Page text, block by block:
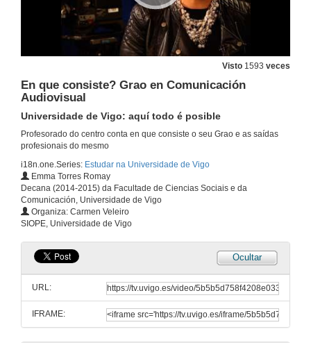
Visto 1593 veces
En que consiste? Grao en Comunicación
Audiovisual
Universidade de Vigo: aquí todo é posible
Profesorado do centro conta en que consiste o seu Grao e as saídas
profesionais do mesmo
i18n.one.Series: Estudar na Universidade de Vigo
Emma Torres Romay
Decana (2014-2015) da Facultade de Ciencias Sociais e da
Comunicación, Universidade de Vigo
Organiza: Carmen Veleiro
SIOPE, Universidade de Vigo
Ocultar
URL:
IFRAME:
Universidade de Vigo: aquí todo é posible
27 de abr. de 2016
Universidade de Vigo: aquí todo é posible
27 de abr. de 2016
Universidade de Vigo: aquí todo é posible
27 de abr. de 2016
Alumnos Uvigo opinan: Grao en Publicidade e Relacións Públicas
Universidade de Vigo: aquí todo é posible
27 de abr. de 2016
Alumnos Uvigo opinan: Grado en Publicidade e Relacións Públicas